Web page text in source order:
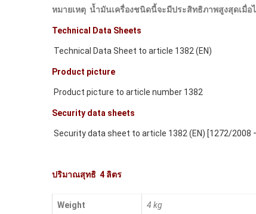
หมายเหตุ น้ำมันเครื่องชนิดนี้จะมีประสิทธิภาพสูงสุดเมื่อ
Technical Data Sheets
Technical Data Sheet to article 1382 (EN)
Product picture
Product picture to article number 1382
Security data sheets
Security data sheet to article 1382 (EN) [1272/2008 –
ปริมาณสุทธิ 4 ลิตร
Weight 4 kg